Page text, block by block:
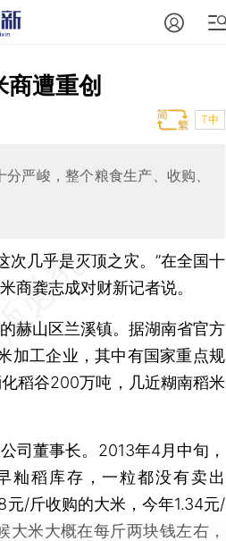
商遭重创
T中
严峻，整个粮食生产、收购、
次几乎是灭顶之灾。”在全国十
商龚志成对财新记者说。
山区兰溪镇。据湖南省官方
加工企业，其中有国家重点规
稻谷200万吨，几近糊南稻米
董事长。2013年4月中旬，
籼稻库存，一粒都没有卖出
元/斤收购的大米，今年1.34元/
大米大概在每斤两块钱左右，